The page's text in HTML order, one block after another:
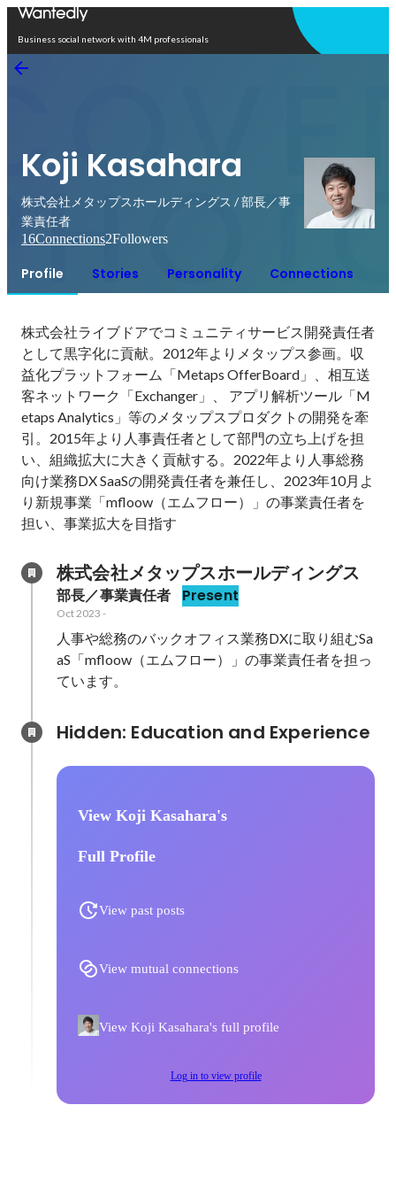
Business social network with 4M professionals
Koji Kasahara
株式会社メタップスホールディングス / 部長／事
業責任者
16Connections2Followers
Profile Stories Personality Connections
株式会社ライブドアでコミュニティサービス開発責任者
として黒字化に貢献。2012年よりメタップス参画。収
益化プラットフォーム「Metaps OfferBoard」、相互送
客ネットワーク「Exchanger」、 アプリ解析ツール「M
etaps Analytics」等のメタップスプロダクトの開発を牽
引。2015年より人事責任者として部門の立ち上げを担
い、組織拡大に大きく貢献する。2022年より人事総務
向け業務DX SaaSの開発責任者を兼任し、2023年10月よ
り新規事業「mfloow（エムフロー）」の事業責任者を
担い、事業拡大を目指す
株式会社メタップスホールディングス
部長／事業責任者 Present
Oct 2023 -
人事や総務のバックオフィス業務DXに取り組むSa
aS「mfloow（エムフロー）」の事業責任者を担っ
ています。
View Koji Kasahara's
Full Profile
View past posts
View mutual connections
View Koji Kasahara's full profile
Log in to view profile